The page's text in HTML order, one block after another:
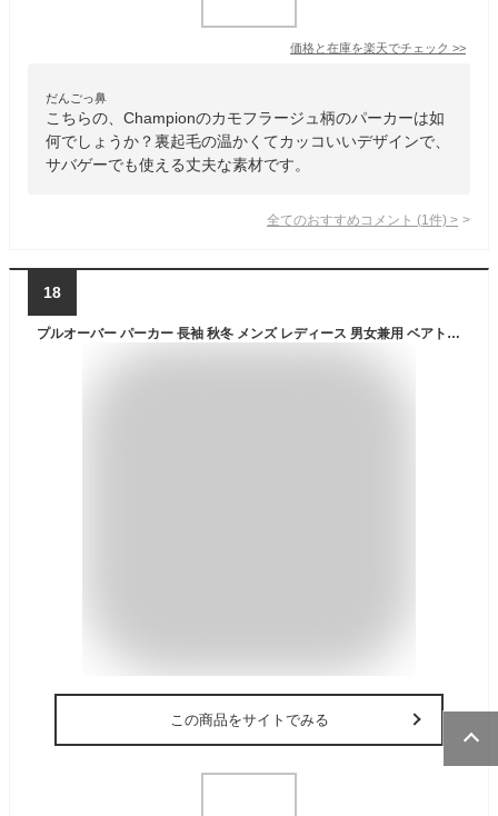
価格と在庫を楽天でチェック >>
だんごっ鼻
こちらの、Championのカモフラージュ柄のパーカーは如
何でしょうか？裏起毛の温かくてカッコいいデザインで、
サバゲーでも使える丈夫な素材です。
全てのおすすめコメント (1 件) >
18
プルオーバー パーカー 長袖 秋冬 メンズ レディース 男女兼用 ベアトップ カップル お揃い ミリタリー カモフラージュ 迷彩柄 アメカジ カジュアル ポケット フード付き 厚手 防寒着 アウター おしゃれ 男子 レジャー スポーツ 20代 30代 40代 ギフト プレゼント 送料無料
この商品をサイトでみる